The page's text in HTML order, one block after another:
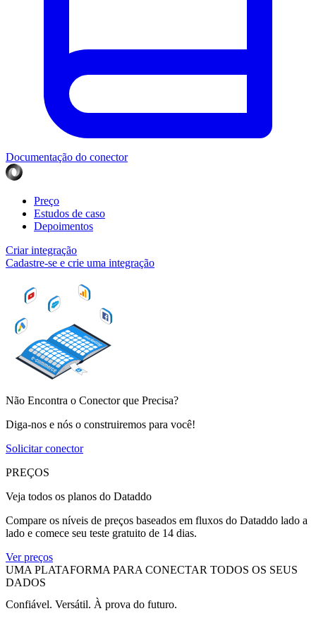
Documentação do conector
Preço
Estudos de caso
Depoimentos
Criar integração
Cadastre-se e crie uma integração
Não Encontra o Conector que Precisa?
Diga-nos e nós o construiremos para você!
Solicitar conector
PREÇOS
Veja todos os planos do Dataddo
Compare os níveis de preços baseados em fluxos do Dataddo lado a
lado e comece seu teste gratuito de 14 dias.
Ver preços
UMA PLATAFORMA PARA CONECTAR TODOS OS SEUS
DADOS
Confiável. Versátil. À prova do futuro.